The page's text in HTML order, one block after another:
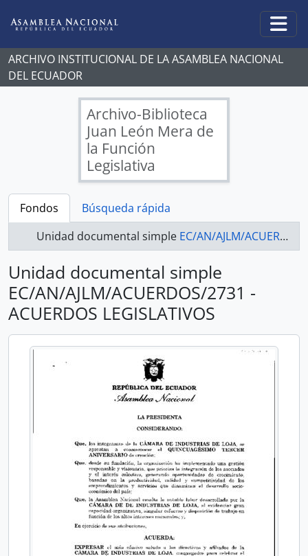
ARCHIVO INSTITUCIONAL DE LA ASAMBLEA NACIONAL
DEL ECUADOR
Archivo-Biblioteca
Juan León Mera de
la Función
Legislativa
Fondos
Búsqueda rápida
Unidad documental simple EC/AN/AJLM/ACUERDOS/2731 - ACUERDOS LEGISLATIVOS
Unidad documental simple
EC/AN/AJLM/ACUERDOS/2731 -
ACUERDOS LEGISLATIVOS